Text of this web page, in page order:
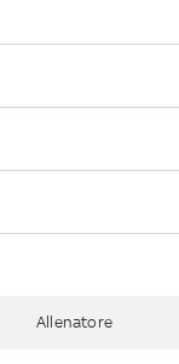
Allenatore